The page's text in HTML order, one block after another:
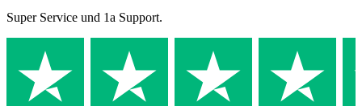
Super Service und 1a Support.